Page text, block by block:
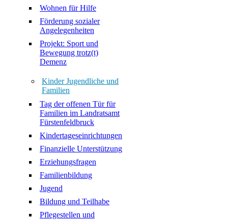
Wohnen für Hilfe
Förderung sozialer
Angelegenheiten
Projekt: Sport und
Bewegung trotz(t)
Demenz
Kinder Jugendliche und
Familien
Tag der offenen Tür für
Familien im Landratsamt
Fürstenfeldbruck
Kindertageseinrichtungen
Finanzielle Unterstützung
Erziehungsfragen
Familienbildung
Jugend
Bildung und Teilhabe
Pflegestellen und